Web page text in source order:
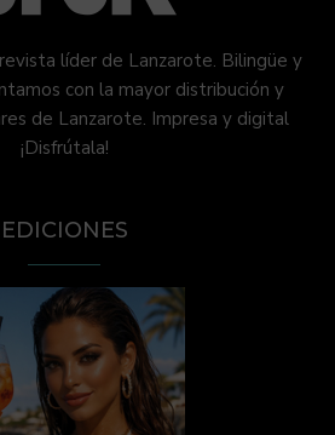
líder de Lanzarote. Bilingüe y
con la mayor distribución y
de Lanzarote. Impresa y digital
¡Disfrútala!
EDICIONES